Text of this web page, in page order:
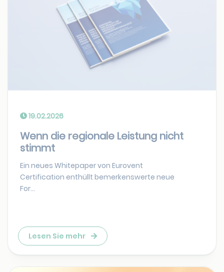
19.02.2026
Wenn die regionale Leistung nicht
stimmt
Ein neues Whitepaper von Eurovent
Certification enthüllt bemerkenswerte neue
For...
Lesen Sie mehr